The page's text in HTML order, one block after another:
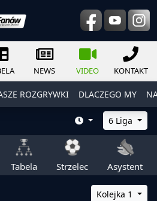
NEWS VIDEO KONTAKT
ROZGRYWKI DLACZEGO MY
6 Liga
Tabela Strzelec Asystent
Kolejka 1